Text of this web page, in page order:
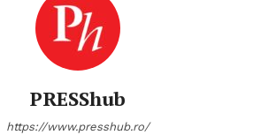
PRESShub
https://www.presshub.ro/